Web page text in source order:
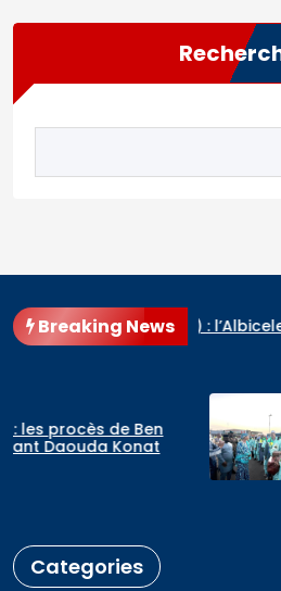
Breaking News
(2-1) : l’Albiceleste renverse
Hadj 2026 : départ
de pèlerins maliens
Categories